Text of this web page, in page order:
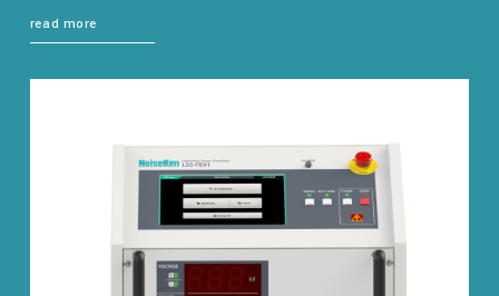
read more